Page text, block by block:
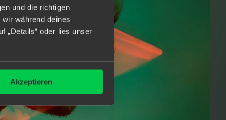
und die richtigen
während deines
„Details“ oder lies unser
Akzeptieren